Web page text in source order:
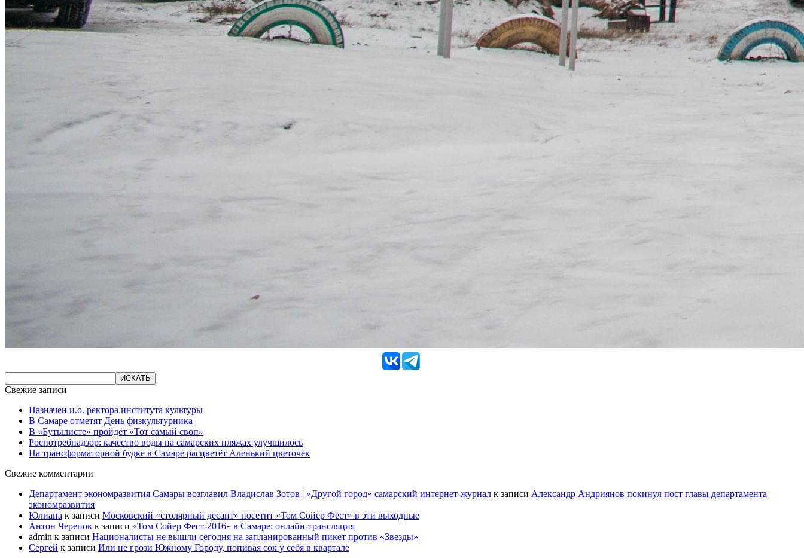
Свежие записи
Назначен и.о. ректора института культуры
В Самаре отметят День физкультурника
В «Бутылисте» пройдёт «Тот самый своп»
Роспотребнадзор: качество воды на самарских пляжах улучшилось
На трансформаторной будке в Самаре расцветёт Аленький цветочек
Свежие комментарии
Департамент экономразвития Самары возглавил Владислав Зотов | «Другой город» самарский интернет-журнал к записи Александр Андриянов покинул пост главы департамента
экономразвития
Юлиана к записи Московский «столярный десант» посетит «Том Сойер Фест» в эти выходные
Антон Черепок к записи «Том Сойер Фест-2016» в Самаре: онлайн-трансляция
admin к записи Националисты не вышли сегодня на запланированный пикет против «Звезды»
Сергей к записи Или не грози Южному Городу, попивая сок у себя в квартале